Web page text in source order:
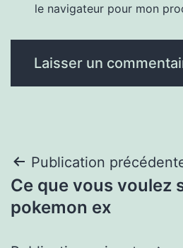
le navigateur pour mon
Navigation
de
Publication
Ce que vous voulez
pokemon ex